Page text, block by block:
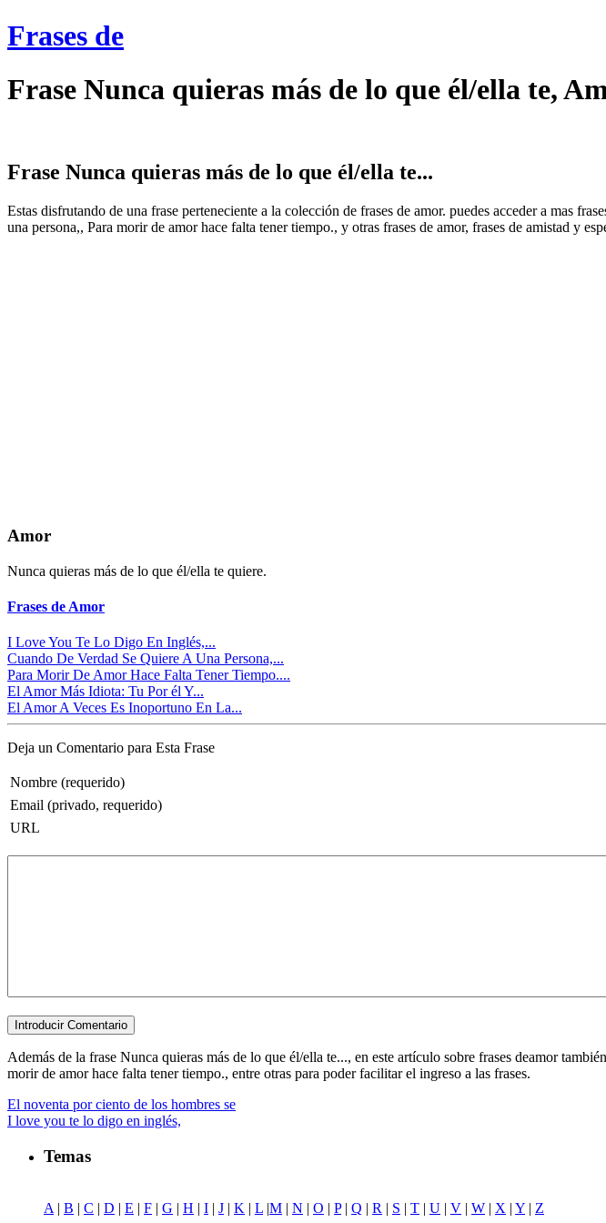
Frases de
Frase Nunca quieras más de lo que él/ella te,
Frase Nunca quieras más de lo que él/ella te...
Estas disfrutando de una frase perteneciente a la colección de frases de amor. puedes acceder a mas
una persona,, Para morir de amor hace falta tener tiempo., y otras frases de amor, frases de amistad y
Amor
Nunca quieras más de lo que él/ella te quiere.
Frases de Amor
I Love You Te Lo Digo En Inglés,...
Cuando De Verdad Se Quiere A Una Persona,...
Para Morir De Amor Hace Falta Tener Tiempo....
El Amor Más Idiota: Tu Por él Y...
El Amor A Veces Es Inoportuno En La...
Deja un Comentario para Esta Frase
Nombre (requerido)
Email (privado, requerido)
URL
Además de la frase Nunca quieras más de lo que él/ella te..., en este artículo sobre frases deamor
morir de amor hace falta tener tiempo., entre otras para poder facilitar el ingreso a las frases.
El noventa por ciento de los hombres se
I love you te lo digo en inglés,
Temas
A | B | C | D | E | F | G | H | I | J | K | L |M | N | O | P| Q | R | S | T | U | V | W | X | Y | Z